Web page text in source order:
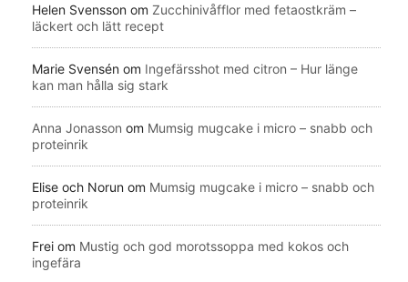
Helen Svensson om Zucchinivåfflor med fetaostkräm –
läckert och lätt recept
Marie Svensén om Ingefärsshot med citron – Hur länge
kan man hålla sig stark
Anna Jonasson om Mumsig mugcake i micro – snabb och
proteinrik
Elise och Norun om Mumsig mugcake i micro – snabb och
proteinrik
Frei om Mustig och god morotssoppa med kokos och
ingefära